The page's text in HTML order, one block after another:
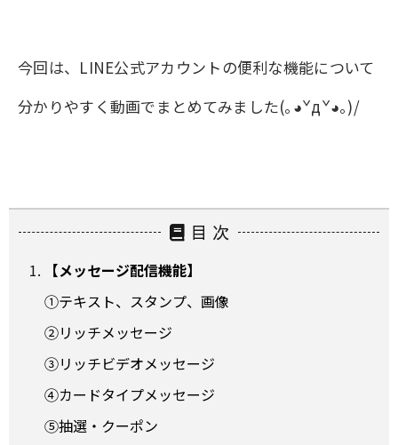
今回は、LINE公式アカウントの便利な機能について
分かりやすく動画でまとめてみました(｡◕ˇдˇ​◕｡)/
目 次
【メッセージ配信機能】
①テキスト、スタンプ、画像
②リッチメッセージ
③リッチビデオメッセージ
④カードタイプメッセージ
⑤抽選・クーポン